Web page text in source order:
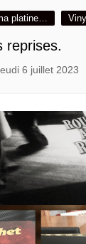
platine…
reprises.
6 juillet 2023